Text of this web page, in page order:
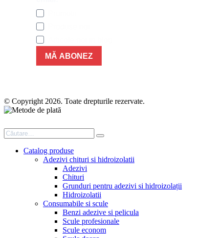
MĂ ABONEZ
© Copyright 2026. Toate drepturile rezervate.
Catalog produse
Adezivi chituri si hidroizolatii
Adezivi
Chituri
Grunduri pentru adezivi si hidroizolații
Hidroizolatii
Consumabile si scule
Benzi adezive si pelicula
Scule profesionale
Scule econom